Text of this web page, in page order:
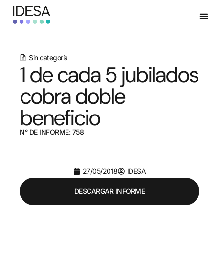
Sin categoría
1 de cada 5 jubilados
cobra doble
beneficio
N° DE INFORME: 758
27/05/2018 IDESA
DESCARGAR INFORME